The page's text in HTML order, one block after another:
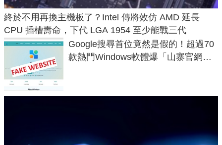
終於不用再換主機板了？Intel 傳將效仿 AMD 延長
CPU 插槽壽命，下代 LGA 1954 至少能戰三代
Google搜尋首位竟然是假的！超過70
款熱門Windows軟體爆「山寨官網」